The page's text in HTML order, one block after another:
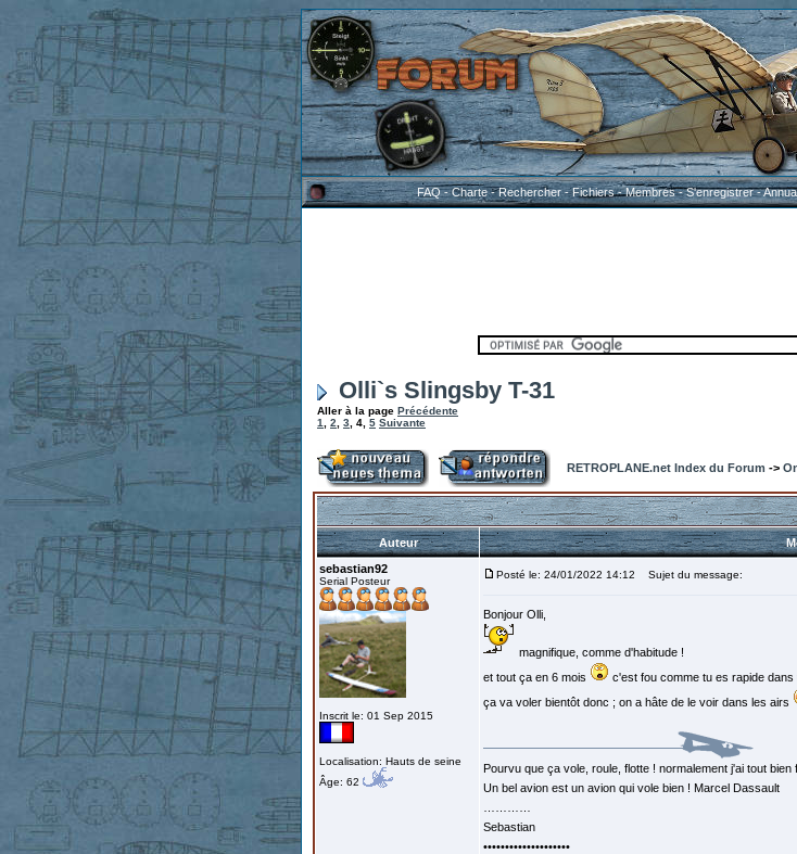
FAQ-Charte-Rechercher-Fichiers-Membres-S'enregistrer-
Olli`s Slingsby T-31
Aller à la page Précédente
1
2 3 4 5 Suivante
RETROPLANE.net Index du Forum ->
Auteur
sebastian92
Serial Posteur
Inscrit le: 01 Sep 2015
Localisation: Hauts de seine
Âge: 62
Posté le: 24/01/2022 14:12 Sujet du message:
Bonjour Olli,
magnifique, comme d'habitude !
et tout ça en 6 mois
c'est fou comme tu es rapide
ça va voler bientôt donc ; on a hâte de le voir dans les airs
Pourvu que ça vole, roule, flotte ! normalement j'ai tout bien
Un bel avion est un avion qui vole bien ! Marcel Dassault
Sebastian
••••••••••••••••••••